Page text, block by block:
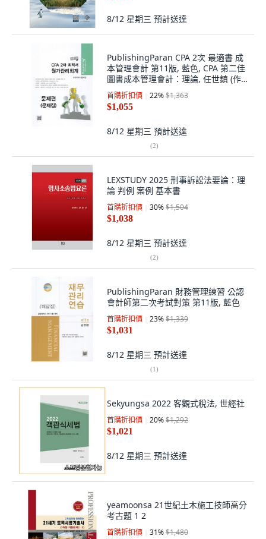
8/12 星期三 預計送達
PublishingParan CPA 2次 最適書 成
本管理會計 第11版, 藍色, CPA 第二佳
圖書成本管理會計：理論, 任世鎮 (作
者)
首購折扣價 22%$1,363
$1,055
8/12 星期三 預計送達
(2)
LEXSTUDY 2025 刑事訴訟法要論：理
論 判例 案例 基本書
首購折扣價 30%$1,504
$1,038
8/12 星期三 預計送達
(2)
PublishingParan 財務管理練習 公認
會計師第二次考試對策 第11版, 藍色
首購折扣價 23%$1,339
$1,031
8/12 星期三 預計送達
(1)
Sekyungsa 2022 客觀式稅法, 世經社
首購折扣價 20%$1,292
$1,021
8/12 星期三 預計送達
yeamoonsa 21世紀土木施工技師高分
考古題 1 2
首購折扣價 31%$1,480